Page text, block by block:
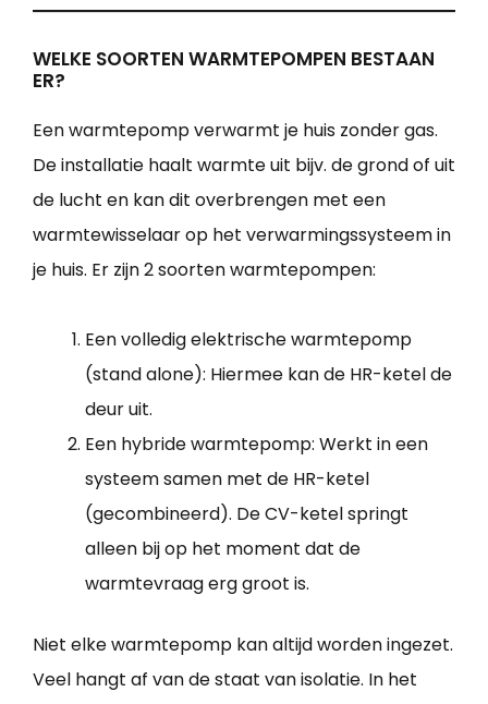
WELKE SOORTEN WARMTEPOMPEN BESTAAN
ER?
Een warmtepomp verwarmt je huis zonder gas.
De installatie haalt warmte uit bijv. de grond of uit
de lucht en kan dit overbrengen met een
warmtewisselaar op het verwarmingssysteem in
je huis. Er zijn 2 soorten warmtepompen:
Een volledig elektrische warmtepomp
(stand alone): Hiermee kan de HR-ketel de
deur uit.
Een hybride warmtepomp: Werkt in een
systeem samen met de HR-ketel
(gecombineerd). De CV-ketel springt
alleen bij op het moment dat de
warmtevraag erg groot is.
Niet elke warmtepomp kan altijd worden ingezet.
Veel hangt af van de staat van isolatie. In het